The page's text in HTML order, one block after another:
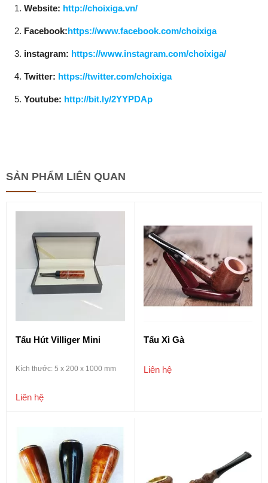
Website: http://choixiga.vn/
Facebook:https://www.facebook.com/choixiga
instagram: https://www.instagram.com/choixiga/
Twitter: https://twitter.com/choixiga
Youtube: http://bit.ly/2YYPDAp
SẢN PHẨM LIÊN QUAN
Tẩu Hút Villiger Mini
Kích thước: 5 x 200 x 1000 mm
Liên hệ
Tẩu Xì Gà
Liên hệ